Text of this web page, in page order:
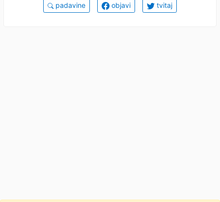
padavine objavi tvitaj